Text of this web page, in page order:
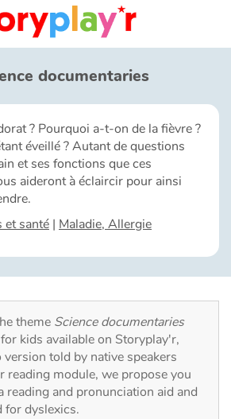
french
and poetry
kings, queens and dragons
documentaries
? Pourquoi a-t-on de la fièvre ?
éveillé ? Autant de questions
et ses fonctions que ces
aideront à éclaircir pour ainsi
et santé | Maladie, Allergie
theme Science documentaries
kids available on Storyplay'r,
told by native speakers
reading module, we propose you
reading and pronunciation aid and
for dyslexics.